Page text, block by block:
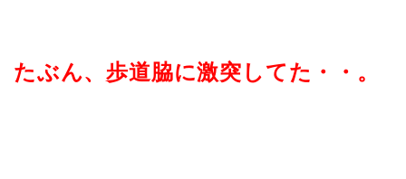
たぶん、歩道脇に激突してた・・。